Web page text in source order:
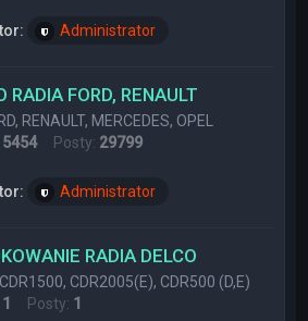
Administrator
RADIA FORD, RENAULT
RENAULT, MERCEDES, OPEL
5454Posty: 29799
Administrator
RADIA DELCO
CDR2005(E), CDR500 (D,E)
1 Posty: 1